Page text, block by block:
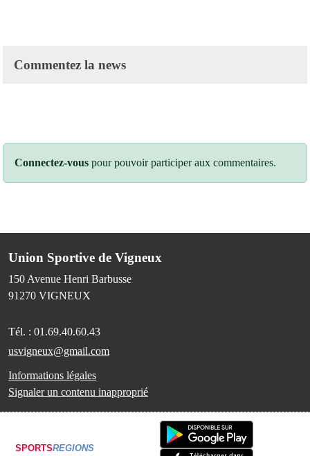
Commentez la news
Connectez-vous pour pouvoir participer aux commentaires.
Union Sportive de Vigneux
150 Avenue Henri Barbusse
91270 VIGNEUX
Tél. : 01.69.40.60.43
usvigneux@gmail.com
Informations légales
Signaler un contenu inapproprié
SPORTSREGIONS